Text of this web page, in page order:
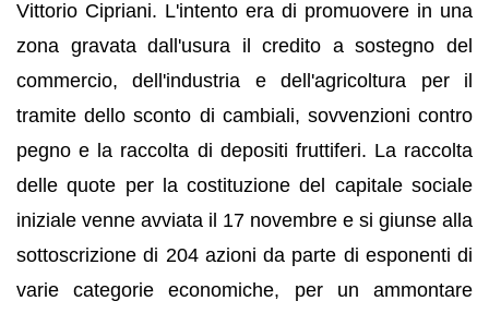
Vittorio Cipriani. L'intento era di promuovere in una
zona gravata dall'usura il credito a sostegno del
commercio, dell'industria e dell'agricoltura per il
tramite dello sconto di cambiali, sovvenzioni contro
pegno e la raccolta di depositi fruttiferi. La raccolta
delle quote per la costituzione del capitale sociale
iniziale venne avviata il 17 novembre e si giunse alla
sottoscrizione di 204 azioni da parte di esponenti di
varie categorie economiche, per un ammontare